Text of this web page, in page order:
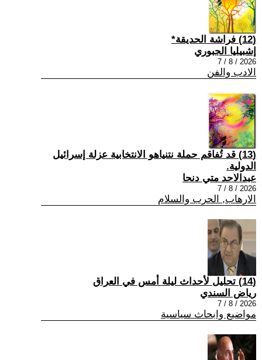
(12) فراشة الحديقة*
إشبيليا الجبوري
2026 / 8 / 7
الادب والفن
(13) قد تُفاقم حملة نتنياهو الانتخابية عزلة إسرائيل
الدولية.
عبدالاحد متي دنحا
2026 / 8 / 7
الارهاب, الحرب والسلام
(14) تحليل لأحداث ليلة أمس في العراق
رياض السندي
2026 / 8 / 7
مواضيع وابحاث سياسية